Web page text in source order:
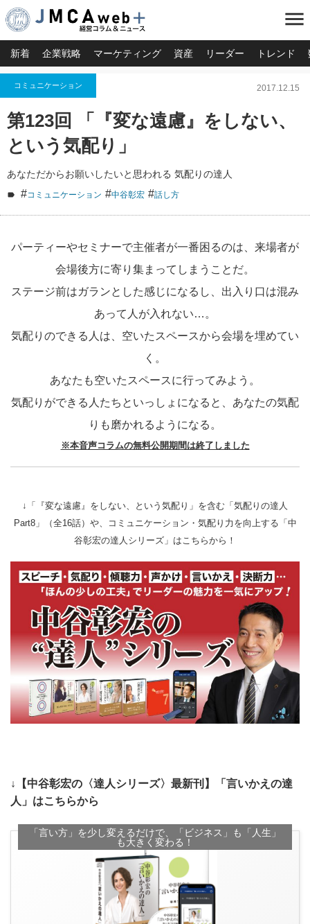
menu
新着 企業戦略 マーケティング 資産 リーダー トレンド
コミュニケーション 2017.12.15
第123回 「『変な遠慮』をしない、
という気配り」
あなただからお願いしたいと思われる 気配りの達人
#コミュニケーション #中谷彰宏 #話し方
パーティーやセミナーで主催者が一番困るのは、来場者が
会場後方に寄り集まってしまうことだ。
ステージ前はガランとした感じになるし、出入り口は混み
あって人が入れない…。
気配りのできる人は、空いたスペースから会場を埋めてい
く。
あなたも空いたスペースに行ってみよう。
気配りができる人たちといっしょになると、あなたの気配
りも磨かれるようになる。
※本音声コラムの無料公開期間は終了しました
↓「『変な遠慮』をしない、という気配り」を含む「気配りの達人
Part8」（全16話）や、コミュニケーション・気配り力を向上する「中
谷彰宏の達人シリーズ」はこちらから！
↓【中谷彰宏の〈達人シリーズ〉最新刊】「言いかえの達
人」はこちらから
「言い方」を少し変えるだけで、「ビジネス」も「人生」
も大きく変わる！